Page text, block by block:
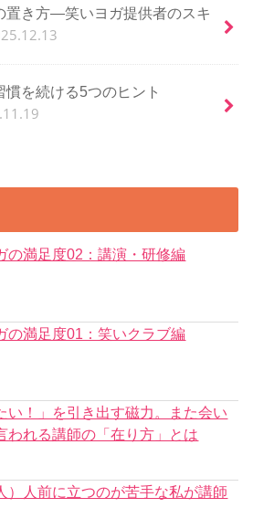
置き方―笑いヨガ提供者のスキ
慣を続ける5つのヒント
の満足度02：講演・研修編
の満足度01：笑いクラブ編
い！」を引き出す磁力。また会い
われる講師の「在り方」とは
）人前に立つのが苦手な私が講師